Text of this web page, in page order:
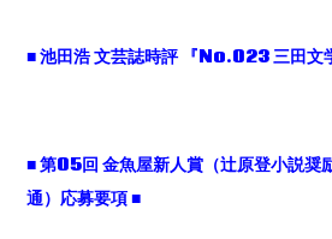
■池田浩文芸誌時評 『No.023三田文
■第05回金魚屋新人賞（辻原登小説奨
通）応募要項■